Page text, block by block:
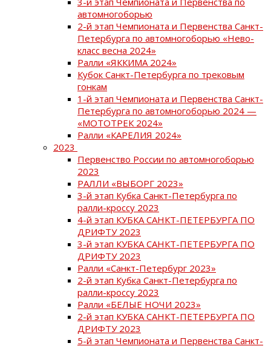
автомногоборью
2-й этап Чемпионата и Первенства Санкт-
Петербурга по автомногоборью «Нево-
класс весна 2024»
Ралли «ЯККИМА 2024»
Кубок Санкт-Петербурга по трековым
гонкам
1-й этап Чемпионата и Первенства Санкт-
Петербурга по автомногоборью 2024 —
«МОТОТРЕК 2024»
Ралли «КАРЕЛИЯ 2024»
2023
Первенство России по автомногоборью
2023
РАЛЛИ «ВЫБОРГ 2023»
3-й этап Кубка Санкт-Петербурга по
ралли-кроссу 2023
4-й этап КУБКА САНКТ-ПЕТЕРБУРГА ПО
ДРИФТУ 2023
3-й этап КУБКА САНКТ-ПЕТЕРБУРГА ПО
ДРИФТУ 2023
Ралли «Санкт-Петербург 2023»
2-й этап Кубка Санкт-Петербурга по
ралли-кроссу 2023
Ралли «БЕЛЫЕ НОЧИ 2023»
2-й этап КУБКА САНКТ-ПЕТЕРБУРГА ПО
ДРИФТУ 2023
5-й этап Чемпионата и Первенства Санкт-